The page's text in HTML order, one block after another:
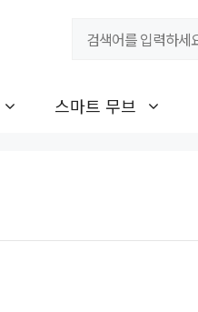
스마트 무브